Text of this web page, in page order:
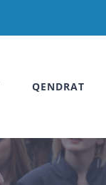
QENDRAT